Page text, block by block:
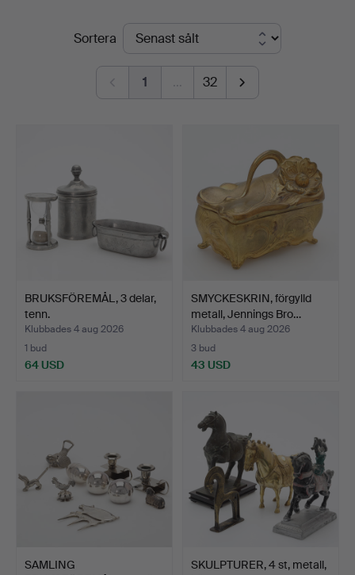
Vänersborg
SlutpriserSortera
1 … 32
BRUKSFÖREMÅL, 3 delar,
tenn.
Klubbades 4 aug 2026
1 bud
64 USD
SMYCKESKRIN, förgylld
metall, Jennings Bro…
Klubbades 4 aug 2026
3 bud
43 USD
SAMLING
SKULPTURER, 4 st, metall,